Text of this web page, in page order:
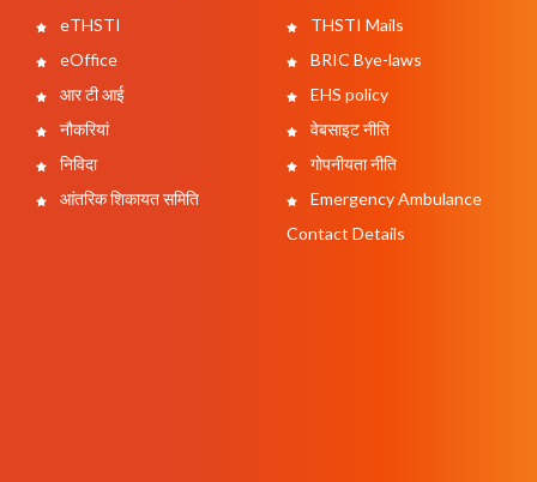
eTHSTI
eOffice
आर टी आई
नौकरियां
निविदा
आंतरिक शिकायत समिति
THSTI Mails
BRIC Bye-laws
EHS policy
वेबसाइट नीति
गोपनीयता नीति
Emergency Ambulance
Contact Details